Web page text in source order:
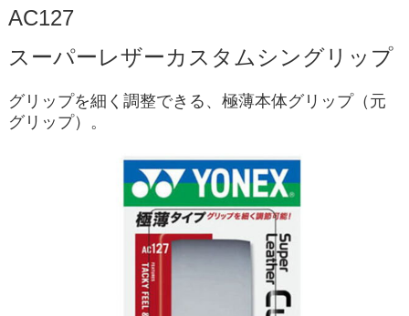
AC127
スーパーレザーカスタムシングリップ
グリップを細く調整できる、極薄本体グリップ（元
グリップ）。